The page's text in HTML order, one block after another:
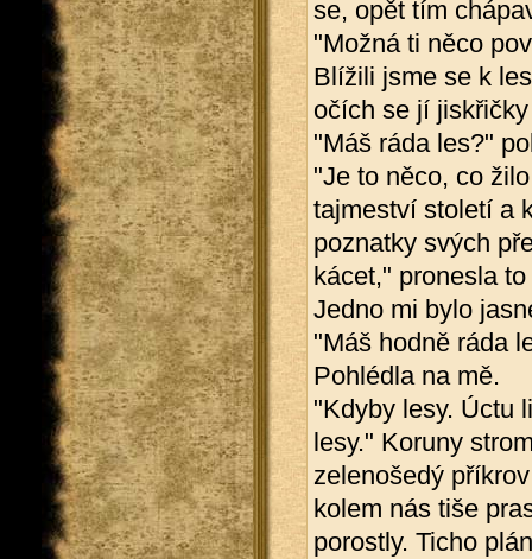
se, opět tím
"Možná ti něco
Blížili jsme se k
očích se jí
"Máš ráda les?"
"Je to něco, co
tajmeství století a
poznatky svých
kácet," pronesla
Jedno mi bylo
"Máš hodně ráda
Pohlédla na mě.
"Kdyby lesy. Úctu
lesy." Koruny
zelenošedý
kolem nás tiše
porostly. Ticho